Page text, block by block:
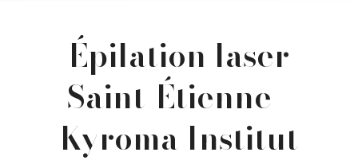
Épilation laser
Saint-Étienne -
Kyroma Institut